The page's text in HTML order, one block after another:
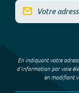
En indiquant votre
d’information par voie
en modifiant